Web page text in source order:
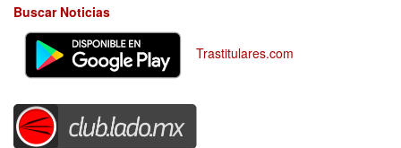
Buscar Noticias
Trastitulares.com